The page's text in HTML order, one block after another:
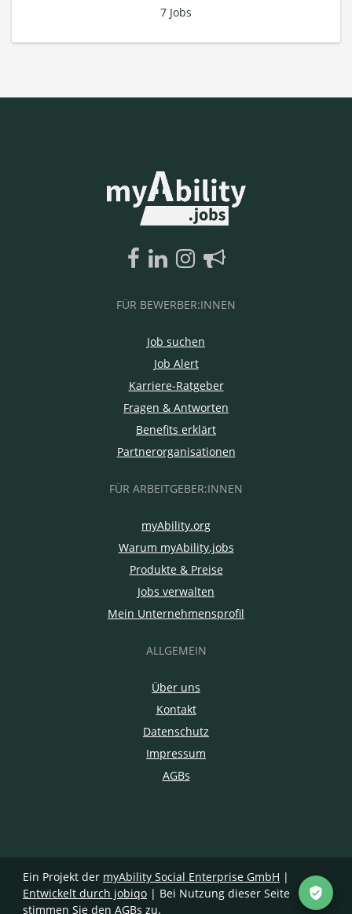
7 Jobs
FÜR BEWERBER:INNEN
Job suchen
Job Alert
Karriere-Ratgeber
Fragen & Antworten
Benefits erklärt
Partnerorganisationen
FÜR ARBEITGEBER:INNEN
myAbility.org
Warum myAbility.jobs
Produkte & Preise
Jobs verwalten
Mein Unternehmensprofil
ALLGEMEIN
Über uns
Kontakt
Datenschutz
Impressum
AGBs
Ein Projekt der myAbility Social Enterprise GmbH |
Entwickelt durch jobiqo | Bei Nutzung dieser Seite
stimmen Sie den AGBs zu.